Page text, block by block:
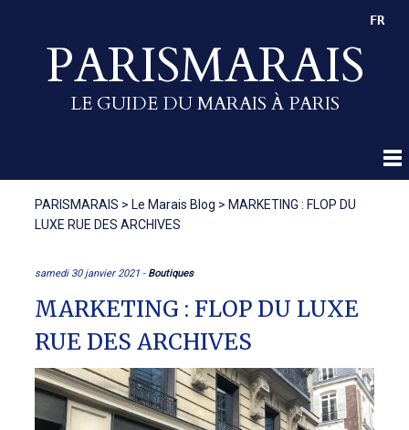
PARISMARAIS
LE GUIDE DU MARAIS À PARIS
FR
PARISMARAIS > Le Marais Blog > MARKETING : FLOP DU
LUXE RUE DES ARCHIVES
samedi 30 janvier 2021 - Boutiques
MARKETING : FLOP DU LUXE
RUE DES ARCHIVES